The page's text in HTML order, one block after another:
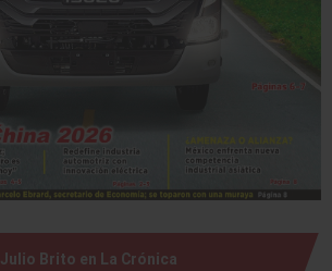
Julio Brito en La Crónica